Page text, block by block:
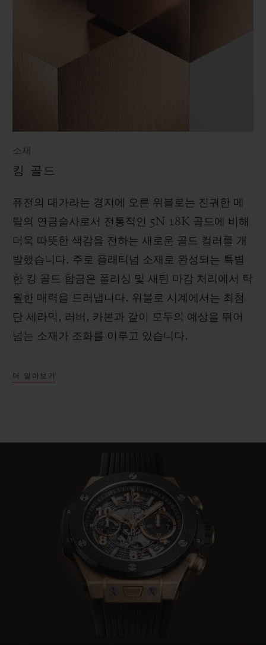
소재
킹 골드
퓨전의 대가라는 경지에 오른 위블로는 진귀한 메
탈의 연금술사로서 전통적인 5N 18K 골드에 비해
더욱 따뜻한 색감을 전하는 새로운 골드 컬러를 개
발했습니다. 주로 플래티넘 소재로 완성되는 특별
한 킹 골드 합금은 폴리싱 및 새틴 마감 처리에서 탁
월한 매력을 드러냅니다. 위블로 시계에서는 최첨
단 세라믹, 러버, 카본과 같이 모두의 예상을 뛰어
넘는 소재가 조화를 이루고 있습니다.
더 알아보기